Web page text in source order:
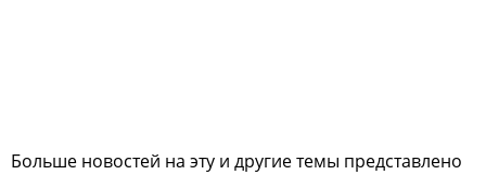
Больше новостей на эту и другие темы представлено